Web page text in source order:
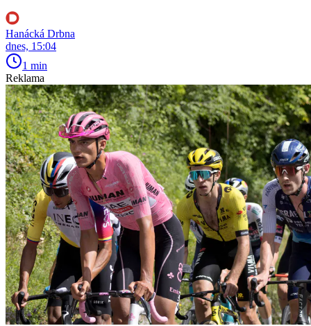
Hanácká Drbna
dnes, 15:04
1 min
Reklama